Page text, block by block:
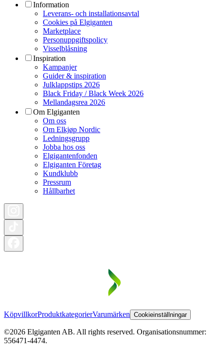
Information
Leverans- och installationsavtal
Cookies på Elgiganten
Marketplace
Personuppgiftspolicy
Visselblåsning
Inspiration
Kampanjer
Guider & inspiration
Julklappstips 2026
Black Friday / Black Week 2026
Mellandagsrea 2026
Om Elgiganten
Om oss
Om Elkjøp Nordic
Ledningsgrupp
Jobba hos oss
Elgigantenfonden
Elgiganten Företag
Kundklubb
Pressrum
Hållbarhet
KöpvillkorProduktkategorierVarumärken Cookieinställningar
©2026 Elgiganten AB. All rights reserved. Organisationsnummer:
556471-4474.